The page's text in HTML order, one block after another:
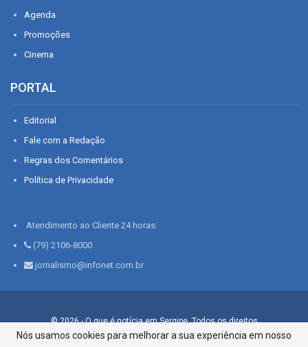
Agenda
Promoções
Cinema
PORTAL
Editorial
Fale com a Redação
Regras dos Comentários
Política de Privacidade
Atendimento ao Cliente 24 horas:
(79) 2106-8000
jornalismo@infonet.com.br
© 2026 - O que é notícia em Sergipe. Todos os direitos
reservados.
Nós usamos cookies para melhorar a sua experiência em nosso